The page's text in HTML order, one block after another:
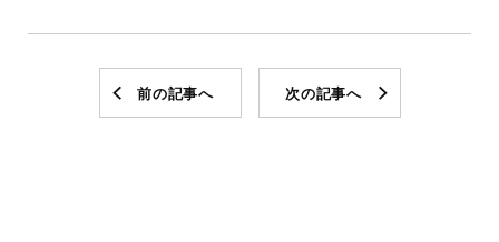
前の記事へ 次の記事へ